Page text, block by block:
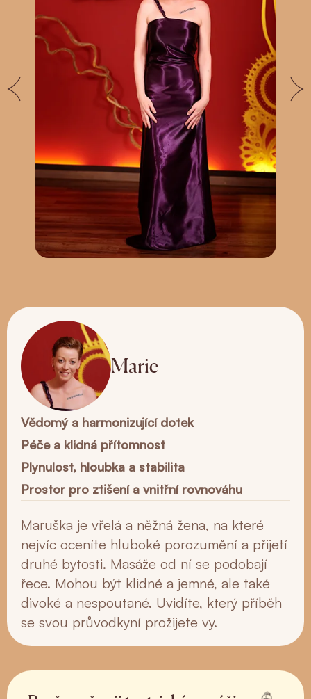
Marie
Vědomý a harmonizující dotek
Péče a klidná přítomnost
Plynulost, hloubka a stabilita
Prostor pro ztišení a vnitřní rovnováhu
Maruška je vřelá a něžná žena, na které
nejvíc oceníte hluboké porozumění a přijetí
druhé bytosti. Masáže od ní se podobají
řece. Mohou být klidné a jemné, ale také
divoké a nespoutané. Uvidíte, který příběh
se svou průvodkyní prožijete vy.